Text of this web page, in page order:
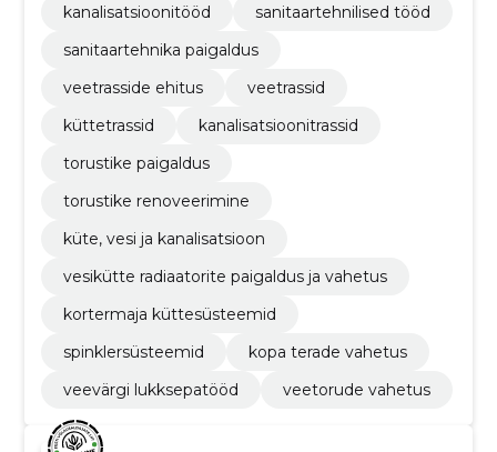
kanalisatsioonitööd
sanitaartehnilised tööd
sanitaartehnika paigaldus
veetrasside ehitus
veetrassid
küttetrassid
kanalisatsioonitrassid
torustike paigaldus
torustike renoveerimine
küte, vesi ja kanalisatsioon
vesikütte radiaatorite paigaldus ja vahetus
kortermaja küttesüsteemid
spinklersüsteemid
kopa terade vahetus
veevärgi lukksepatööd
veetorude vahetus